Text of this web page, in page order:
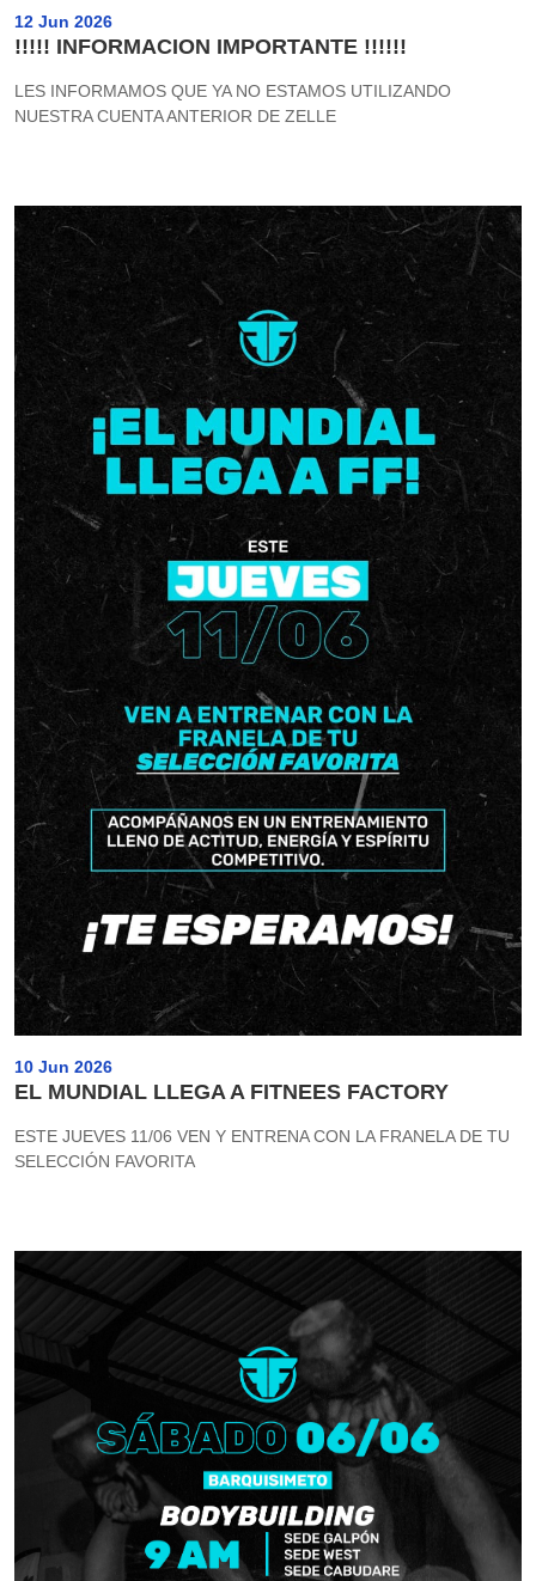
12 Jun 2026
!!!!! INFORMACION IMPORTANTE !!!!!!
LES INFORMAMOS QUE YA NO ESTAMOS UTILIZANDO
NUESTRA CUENTA ANTERIOR DE ZELLE
10 Jun 2026
EL MUNDIAL LLEGA A FITNEES FACTORY
ESTE JUEVES 11/06 VEN Y ENTRENA CON LA FRANELA DE TU
SELECCIÓN FAVORITA